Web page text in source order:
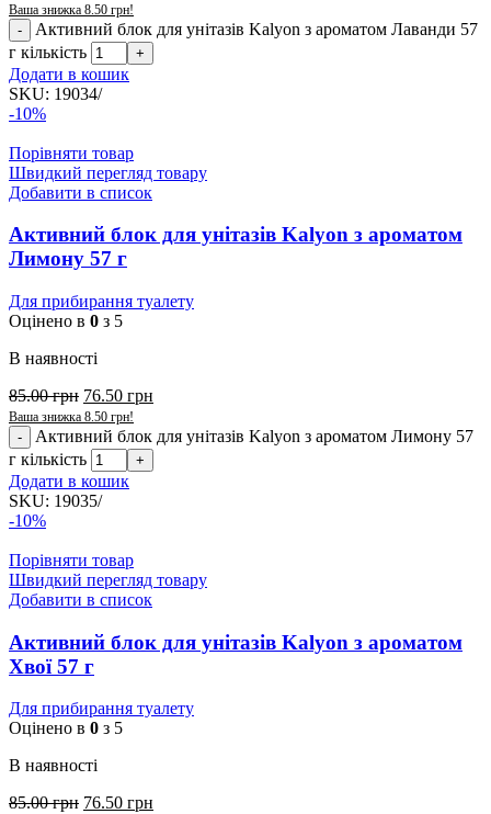
Ваша знижка 8.50 грн!
Активний блок для унітазів Kalyon з ароматом Лаванди 57
г кількість
Додати в кошик
SKU: 19034/
-10%
Порівняти товар
Швидкий перегляд товару
Добавити в список
Активний блок для унітазів Kalyon з ароматом
Лимону 57 г
Для прибирання туалету
Оцінено в 0 з 5
В наявності
85.00грн 76.50 грн
Ваша знижка 8.50 грн!
Активний блок для унітазів Kalyon з ароматом Лимону 57
г кількість
Додати в кошик
SKU: 19035/
-10%
Порівняти товар
Швидкий перегляд товару
Добавити в список
Активний блок для унітазів Kalyon з ароматом
Хвої 57 г
Для прибирання туалету
Оцінено в 0 з 5
В наявності
85.00грн 76.50 грн